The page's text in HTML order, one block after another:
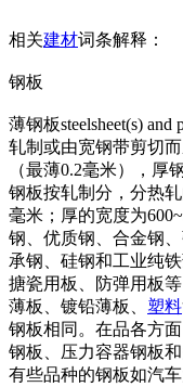
相关建材词条解释：
钢板
薄钢板steelsheet(s)
轧制或由宽钢带剪切
（最薄0.2毫米），厚
钢板按轧制分，分热
毫米；厚的宽度为
钢、优质钢、合金钢、
承钢、硅钢和工业纯
搪瓷用板、防弹用板
薄板、镀铅薄板、 塑料
钢板相同。在品各方
钢板、压力容器钢板
有些品种的钢板如汽